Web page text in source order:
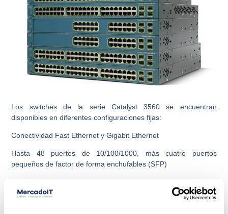
Los switches de la serie Catalyst 3560 se encuentran
disponibles en diferentes configuraciones fijas:
Conectividad Fast Ethernet y Gigabit Ethernet
Hasta 48 puertos de 10/100/1000, más cuatro puertos
pequeños de factor de forma enchufables (SFP)
Catalyst 3560-E